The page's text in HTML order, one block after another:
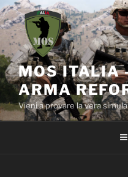
Salta
al
contenuto
MOS ITALIA
ARMA
Vieni a provare la vera